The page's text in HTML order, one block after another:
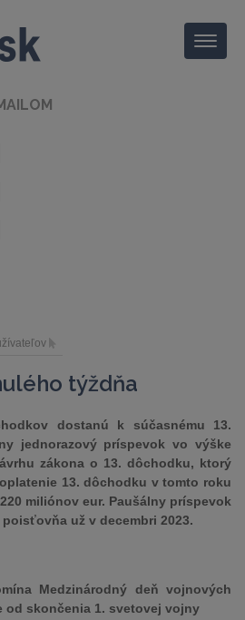
Menu
týždňa
dostanú k súčasnému 13.
jednorazový príspevok vo výške
zákona o 13. dôchodku, ktorý
13. dôchodku v tomto roku
miliónov eur. Paušálny príspevok
už v decembri 2023.
Medzinárodný deň vojnových
od skončenia 1. svetovej vojny